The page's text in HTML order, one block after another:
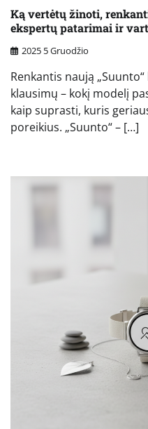
Ką vertėtų žinoti,
ekspertų patarimai ir
2025 5 Gruodžio
Renkantis naują
klausimų – kokį modelį
kaip suprasti, kuris
poreikius. „Suunto“ – […]